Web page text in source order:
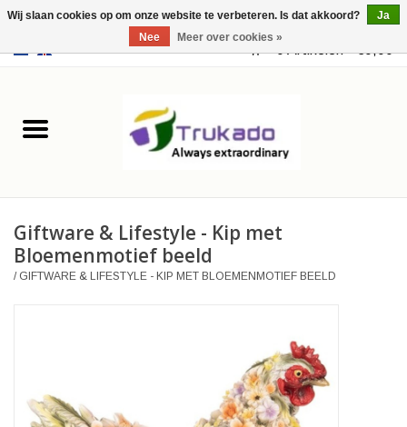
USD 0 Artikelen - €0,00
Leer
Merchandise
Tassen
Giftware & Lifestyle - Kip met
Bloemenmotief beeld
/ GIFTWARE & LIFESTYLE - KIP MET BLOEMENMOTIEF BEELD
Wij slaan cookies op om onze website te verbeteren. Is dat akkoord?
Ja
Nee
Meer over cookies »